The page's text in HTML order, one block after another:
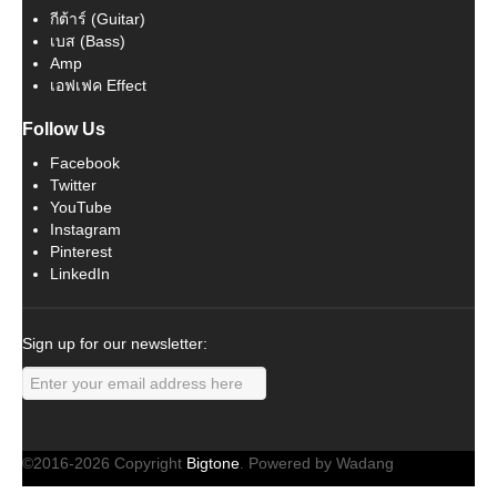
กีต้าร์ (Guitar)
เบส (Bass)
Amp
เอฟเฟค Effect
Follow Us
Facebook
Twitter
YouTube
Instagram
Pinterest
LinkedIn
Sign up for our newsletter:
©2016-2026 Copyright Bigtone. Powered by Wadang